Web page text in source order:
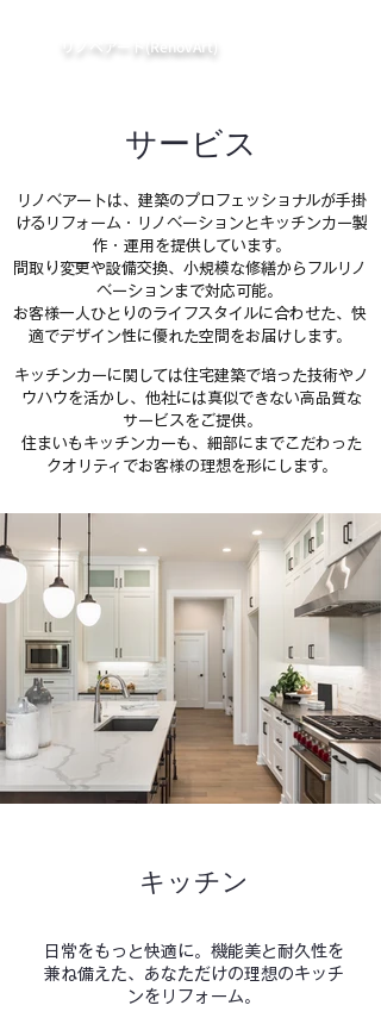
​リノベアート(RenovArt)
サービス
リノベアートは、建築のプロフェッショナルが手掛
けるリフォーム・リノベーションとキッチンカー製
作・運用を提供しています。
間取り変更や設備交換、小規模な修繕からフルリノ
ベーションまで対応可能。
お客様一人ひとりのライフスタイルに合わせた、快
適でデザイン性に優れた空間をお届けします。
キッチンカーに関しては住宅建築で培った技術やノ
ウハウを活かし、 他社には真似できない高品質な
サービスをご提供。
住まいもキッチンカーも、細部にまでこだわった
クオリティでお客様の理想を形にします。​
キッチン
日常をもっと快適に。機能美と耐久性を
兼ね備えた、あなただけの理想のキッチ
ンをリフォーム。